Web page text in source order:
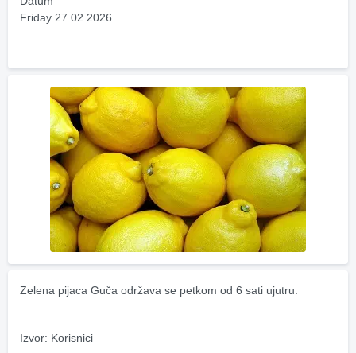
Friday 27.02.2026.
Zelena pijaca Guča održava se petkom od 6 sati ujutru.
Izvor: Korisnici